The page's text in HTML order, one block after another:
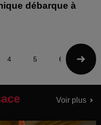
débarque à
4 5 6
Voir plus